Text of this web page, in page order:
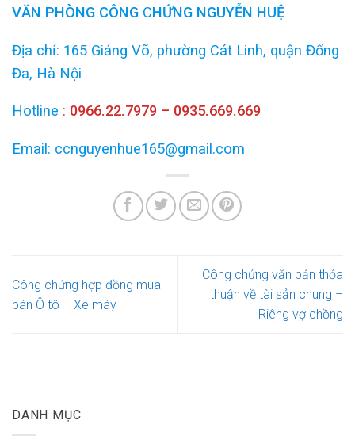
VĂN PHÒNG CÔNG CHỨNG NGUYỄN HUỆ
Địa chỉ: 165 Giảng Võ, phường Cát Linh, quận Đống
Đa, Hà Nội
Hotline : 0966.22.7979 – 0935.669.669
Email: ccnguyenhue165@gmail.com
Công chứng hợp đồng mua
bán Ô tô – Xe máy
Công chứng văn bản thỏa
thuận về tài sản chung –
Riêng vợ chồng
DANH MỤC